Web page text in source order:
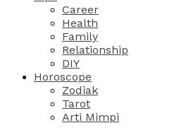
Career
Health
Family
Relationship
DIY
Horoscope
Zodiak
Tarot
Arti Mimpi